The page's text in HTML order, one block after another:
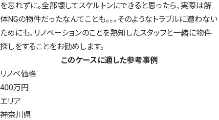
を忘れずに。全部壊してスケルトンにできると思ったら、実際は解
体NGの物件だったなんてことも。。。そのようなトラブルに遭わない
ためにも、リノベーションのことを熟知したスタッフと一緒に物件
探しをすることをお勧めします。
このケースに適した参考事例
リノベ価格
400万円
エリア
神奈川県